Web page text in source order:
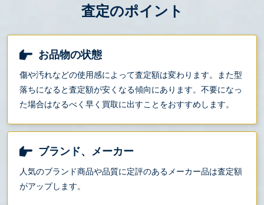
査定のポイント
お品物の状態
傷や汚れなどの使用感によって査定額は変わります。また型
落ちになると査定額が安くなる傾向にあります。不要になっ
た場合はなるべく早く買取に出すことをおすすめします。
ブランド、メーカー
人気のブランド商品や品質に定評のあるメーカー品は査定額
がアップします。